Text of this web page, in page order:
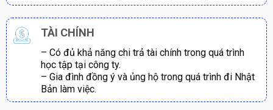
TÀI CHÍNH
– Có đủ khả năng chi trả tài chính trong quá trình
học tập tại công ty.
– Gia đình đồng ý và ủng hộ trong quá trình đi Nhật
Bản làm việc.